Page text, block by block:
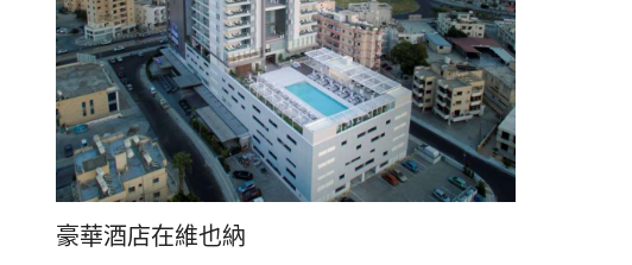
豪華酒店在維也納